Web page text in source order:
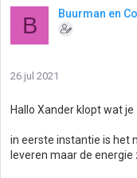
B Buurman en Co
26 jul 2021
Hallo Xander klopt wat
in eerste instantie is het
leveren maar de energie